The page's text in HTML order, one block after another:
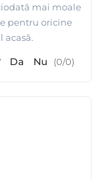
mai moale
pentru oricine
acasă.
Da Nu (0/0)